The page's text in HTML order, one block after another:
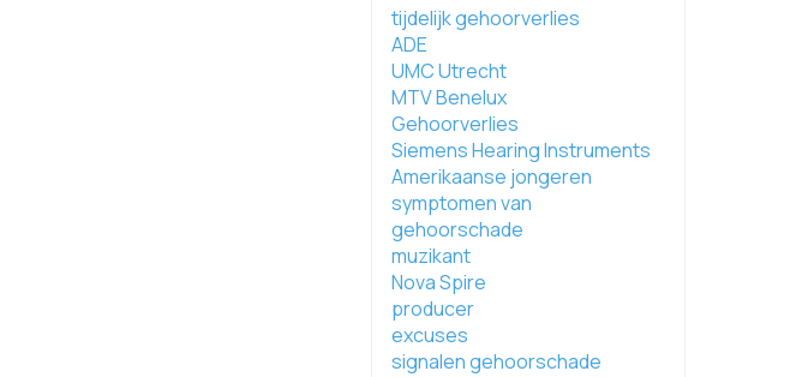
tijdelijk gehoorverlies
ADE
UMC Utrecht
MTV Benelux
Gehoorverlies
Siemens Hearing Instruments
Amerikaanse jongeren
symptomen van
gehoorschade
muzikant
Nova Spire
producer
excuses
signalen gehoorschade